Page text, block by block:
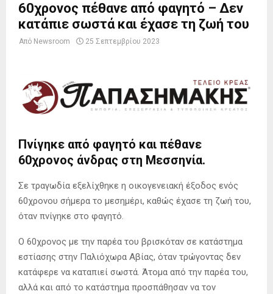
60χρονος πέθανε από φαγητό – Δεν
κατάπιε σωστά και έχασε τη ζωή του
Από Newsroom 25 Σεπτεμβρίου 2023
Πνίγηκε από φαγητό και πέθανε
60χρονος άνδρας στη Μεσσηνία.
Σε τραγωδία εξελίχθηκε η οικογενειακή έξοδος ενός
60χρονου σήμερα το μεσημέρι, καθώς έχασε τη ζωή του,
όταν πνίγηκε στο φαγητό.
Ο 60χρονος με την παρέα του βρισκόταν σε κατάστημα
εστίασης στην Παλιόχωρα Αβίας, όταν τρώγοντας δεν
κατάφερε να καταπιεί σωστά. Άτομα από την παρέα του,
αλλά και από το κατάστημα προσπάθησαν να τον